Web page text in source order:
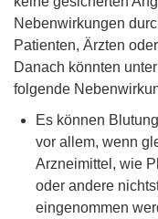
Nebenwirkungen
Patienten, Ärzten
Danach könnten
folgende
Es können
vor allem, wenn
Arzneimittel, wie
oder andere
eingenommen